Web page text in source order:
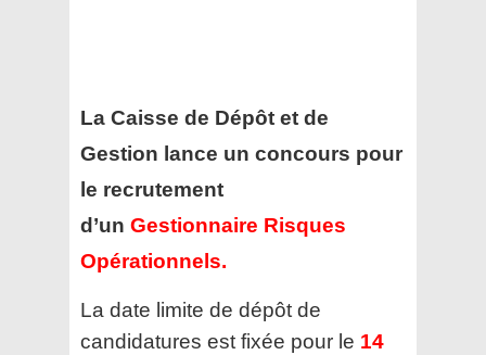
La Caisse de Dépôt et de
Gestion lance un concours pour
le recrutement
d’un Gestionnaire Risques
Opérationnels.
La date limite de dépôt de
candidatures est fixée pour le 14